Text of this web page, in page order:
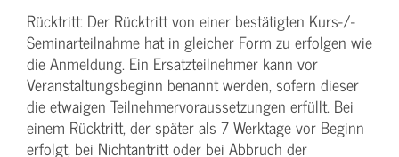
Rücktritt: Der Rücktritt von einer bestätigten Kurs-/­
Seminarteilnahme hat in gleicher Form zu erfolgen wie
die Anmeldung. Ein Ersatzteilnehmer kann vor
Veranstaltungs­beginn benannt werden, sofern dieser
die etwaigen Teilnehmer­voraussetzungen erfüllt. Bei
einem Rücktritt, der später als 7 Werktage vor Beginn
erfolgt, bei Nichtantritt oder bei Abbruch der